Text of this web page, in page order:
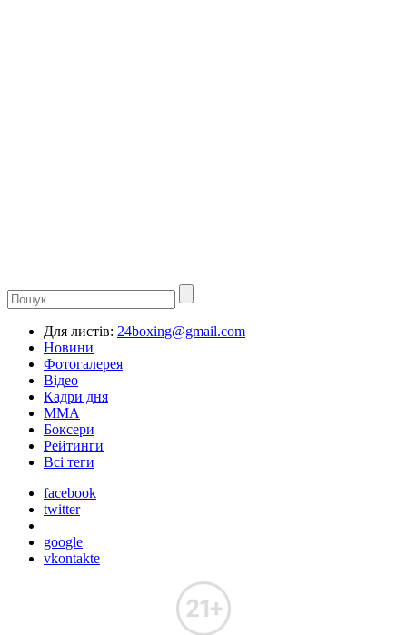
Для листів: 24boxing@gmail.com
Новини
Фотогалерея
Відео
Кадри дня
ММА
Боксери
Рейтинги
Всі теги
facebook
twitter
google
vkontakte